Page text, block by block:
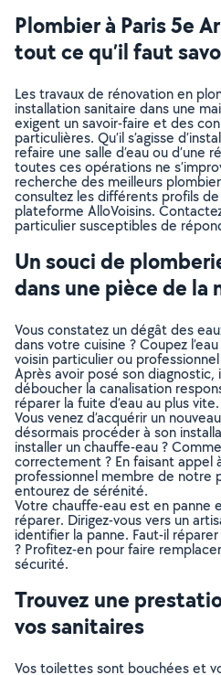
Plombier à Paris 5e
tout ce qu’il faut
Les travaux de rénovation en
installation sanitaire dans une
exigent un savoir-faire et des
particulières. Qu’il s’agisse
refaire une salle d’eau ou d’une
toutes ces opérations ne
recherche des meilleurs
consultez les différents profils
plateforme AlloVoisins.
particulier susceptibles de
Un souci de
dans une pièce de la
Vous constatez un dégât des
dans votre cuisine ? Coupez
voisin particulier ou
Après avoir posé son diagnostic,
déboucher la canalisation
réparer la fuite d’eau au plus vite.
Vous venez d’acquérir un
désormais procéder à son
installer un chauffe-eau ?
correctement ? En faisant appel
professionnel membre de notre
entourez de sérénité.
Votre chauffe-eau est en panne
réparer. Dirigez-vous vers un
identifier la panne. Faut-il
? Profitez-en pour faire
sécurité.
Trouvez une
vos sanitaires
Vos toilettes sont bouchées et